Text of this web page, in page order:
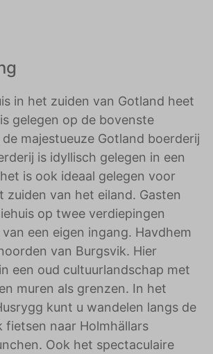
in het zuiden van Gotland heet
gelegen op de bovenste
majestueuze Gotland boerderij
is idyllisch gelegen in een
is ook ideaal gelegen voor
zuiden van het eiland. Gasten
op twee verdiepingen
een eigen ingang. Havdhem
van Burgsvik. Hier
een oud cultuurlandschap met
muren als grenzen. In het
kunt u wandelen langs de
fietsen naar Holmhällars
Ook het spectaculaire